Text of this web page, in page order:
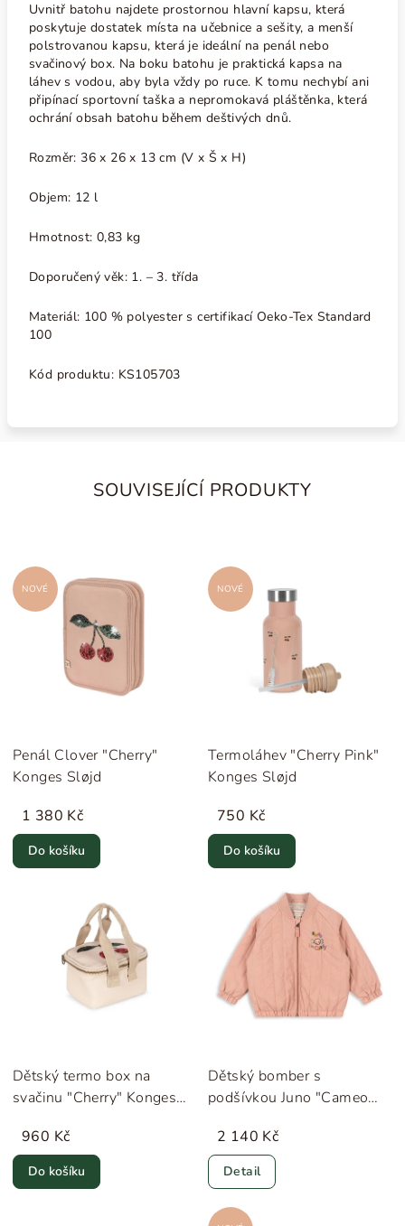
Uvnitř batohu najdete prostornou hlavní kapsu, která
poskytuje dostatek místa na učebnice a sešity, a menší
polstrovanou kapsu, která je ideální na penál nebo
svačinový box. Na boku batohu je praktická kapsa na
láhev s vodou, aby byla vždy po ruce. K tomu nechybí ani
připínací sportovní taška a nepromokavá pláštěnka, která
ochrání obsah batohu během deštivých dnů.
Rozměr: 36 x 26 x 13 cm (V x Š x H)
Objem: 12 l
Hmotnost: 0,83 kg
Doporučený věk: 1. – 3. třída
Materiál: 100 % polyester s certifikací Oeko-Tex Standard
100
Kód produktu: KS105703
SOUVISEJÍCÍ PRODUKTY
NOVÉ
Penál Clover "Cherry"
Konges Sløjd
1 380 Kč
Do košíku
NOVÉ
Termoláhev "Cherry Pink"
Konges Sløjd
750 Kč
Do košíku
Dětský termo box na
svačinu "Cherry" Konges
960 Kč
Do košíku
Dětský bomber s
podšívkou Juno "Cameo
2 140 Kč
Detail